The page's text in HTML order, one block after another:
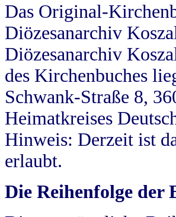
Das Original-
Diözesanarchiv
Diözesanarchiv
des Kirchenbuches
Schwank-Straße 8,
Heimatkreises
Hinweis: Derzeit ist
erlaubt.
Die Reihenfolge der